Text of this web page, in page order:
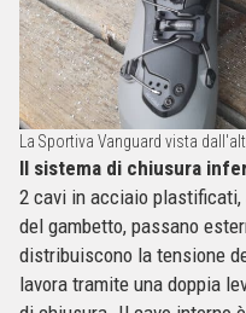
La Sportiva Vanguard vista
Il sistema di chiusura
2 cavi in acciaio
del gambetto, passano
distribuiscono la tensione
lavora tramite una doppia